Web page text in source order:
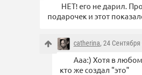
НЕТ! его не дарил.
подарочек и этот
catherina, 24 Сентября
Ааа:) Хотя в любом
кто же создал "это"